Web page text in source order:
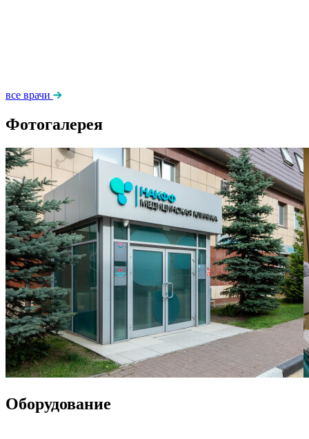
все врачи
Фотогалерея
Оборудование